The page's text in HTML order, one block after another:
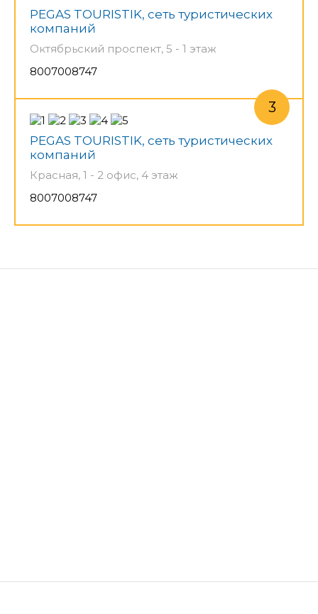
PEGAS TOURISTIK, сеть туристических
компаний
Октябрьский проспект, 5 - 1 этаж
8007008747
PEGAS TOURISTIK, сеть туристических
компаний
Красная, 1 - 2 офис, 4 этаж
8007008747